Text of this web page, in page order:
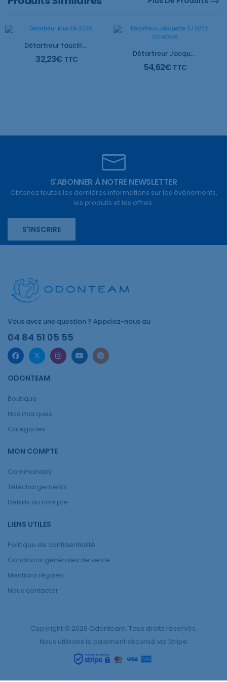
Détartreur faucille 204S
32,23€ TTC
Détartreur Jacquette SJ 31/32 ColorCare
54,62€ TTC
S'ABONNER À NOTRE NEWSLETTER
Obtenez toutes les dernières informations sur les événements,
les produits et les offres.
S'INSCRIRE
Vous avez une question ? Appelez-nous au
04 84 51 05 55
ODONTEAM
Boutique
Nos marques
Catégories
MON COMPTE
Commandes
Téléchargements
Détails du compte
LIENS UTILES
Politique de confidentialité
Conditions générales de vente
Mentions légales
Nous contacter
Copyright © 2026 Odonteam. Tous droits réservés.
Nous utilisons le paiement sécurisé via Stripe